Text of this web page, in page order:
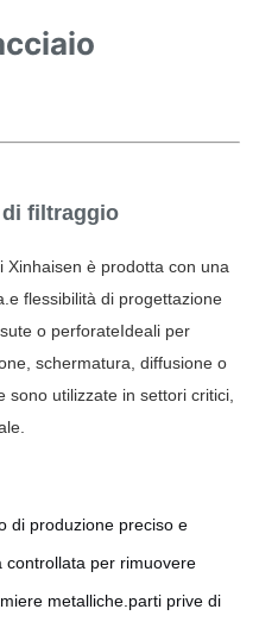
di filtraggio
Xinhaisen è prodotta con una
flessibilità di progettazione
o perforateIdeali per
schermatura, diffusione o
utilizzate in settori critici,
di produzione preciso e
controllata per rimuovere
metalliche.parti prive di